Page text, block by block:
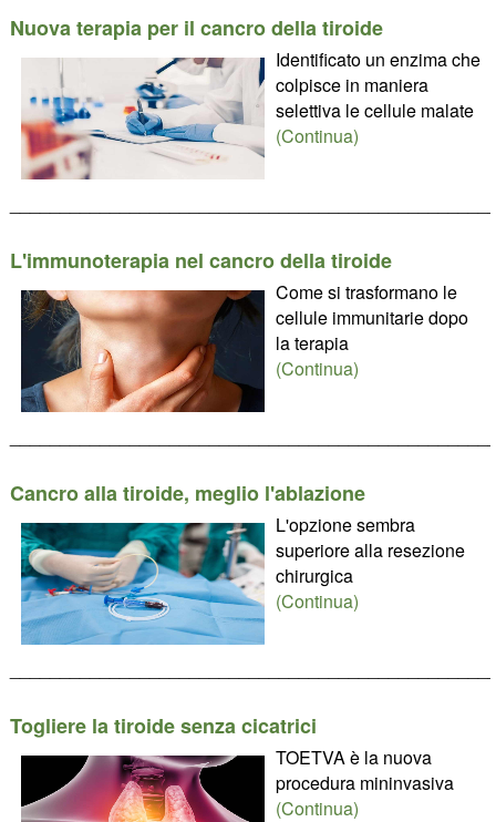
Nuova terapia per il cancro della tiroide
Identificato un enzima che
colpisce in maniera
selettiva le cellule malate
(Continua)
L'immunoterapia nel cancro della tiroide
Come si trasformano le
cellule immunitarie dopo
la terapia
(Continua)
Cancro alla tiroide, meglio l'ablazione
L'opzione sembra
superiore alla resezione
chirurgica
(Continua)
Togliere la tiroide senza cicatrici
TOETVA è la nuova
procedura mininvasiva
(Continua)